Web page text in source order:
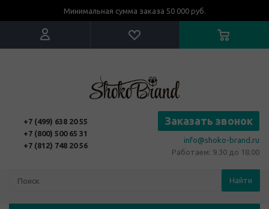
Минимальная сумма заказа 50 000 руб.
+7 (499) 638 20 55
+7 (800) 500 65 31
+7 (812) 748 20 56
Заказать звонок
info@shoko-brand.ru
Работаем: 9.30 до 18.00
Найти